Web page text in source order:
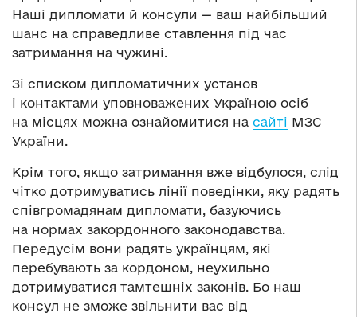
Наші дипломати й консули — ваш найбільший
шанс на справедливе ставлення під час
затримання на чужині.
Зі списком дипломатичних установ
і контактами уповноважених Україною осіб
на місцях можна ознайомитися на сайті МЗС
України.
Крім того, якщо затримання вже відбулося, слід
чітко дотримуватись лінії поведінки, яку радять
співгромадянам дипломати, базуючись
на нормах закордонного законодавства.
Передусім вони радять українцям, які
перебувають за кордоном, неухильно
дотримуватися тамтешніх законів. Бо наш
консул не зможе звільнити вас від